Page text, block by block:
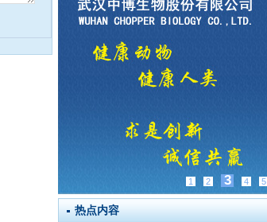
1 2 3 4 5
热点内容